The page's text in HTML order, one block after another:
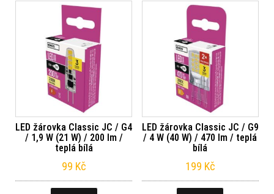
LED žárovka Classic JC / G4
/ 1,9 W (21 W) / 200 lm /
teplá bílá
99 Kč
LED žárovka Classic JC / G9
/ 4 W (40 W) / 470 lm / teplá
bílá
199 Kč